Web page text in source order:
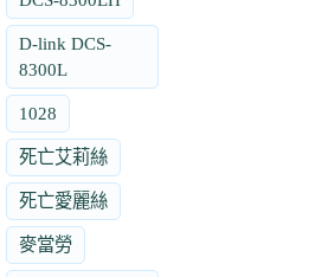
D-link DCS-
8300L
1028
死亡艾莉絲
死亡愛麗絲
麥當勞